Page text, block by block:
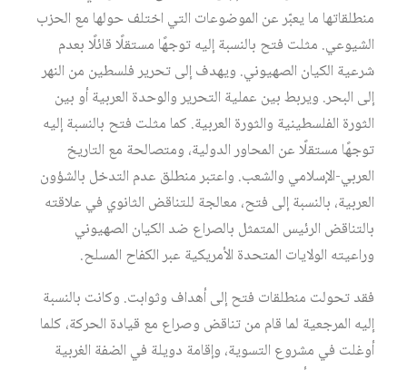
منطلقاتها ما يعبّر عن الموضوعات التي اختلف حولها مع الحزب
الشيوعي. مثلت فتح بالنسبة إليه توجهًا مستقلًا قائلًا بعدم
شرعية الكيان الصهيوني. ويهدف إلى تحرير فلسطين من النهر
إلى البحر. ويربط بين عملية التحرير والوحدة العربية أو بين
الثورة الفلسطينية والثورة العربية. كما مثلت فتح بالنسبة إليه
توجهًا مستقلًا عن المحاور الدولية، ومتصالحة مع التاريخ
العربي-الإسلامي والشعب. واعتبر منطلق عدم التدخل بالشؤون
العربية، بالنسبة إلى فتح، معالجة للتناقض الثانوي في علاقته
بالتناقض الرئيس المتمثل بالصراع ضد الكيان الصهيوني
وراعيته الولايات المتحدة الأمريكية عبر الكفاح المسلح.
فقد تحولت منطلقات فتح إلى أهداف وثوابت. وكانت بالنسبة
إليه المرجعية لما قام من تناقض وصراع مع قيادة الحركة، كلما
أوغلت في مشروع التسوية، وإقامة دويلة في الضفة الغربية